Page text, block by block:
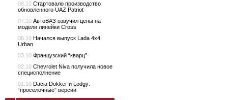
08.10 Стартовало производство
обновленного UAZ Patriot
07.10 АвтоВАЗ озвучил цены на
модели линейки Cross
06.10 Начался выпуск Lada 4x4
Urban
03.10 Французский “кварц”
02.10 Chevrolet Niva получила новое
специсполнение
01.10 Dacia Dokker и Lodgy:
“проселочные” версии